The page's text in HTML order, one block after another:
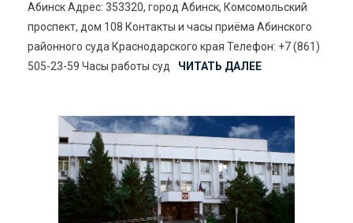
Абинск Адрес: 353320, город Абинск, Комсомольский
проспект, дом 108 Контакты и часы приёма Абинского
районного суда Краснодарского края Телефон: +7 (861)
505-23-59 Часы работы суд
ЧИТАТЬ ДАЛЕЕ